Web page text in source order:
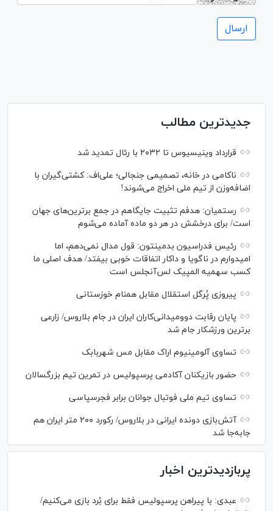
جدیدترین مطالب
قرارداد وینیسیوس تا ۲۰۳۲ با رئال‌ تمدید شد
ناکامی در خانه، تصمیمی جنجالی؛ علی‌اف: کشتی‌گیران با
اضافه‌وزن از تیم ملی اخراج می‌شوند!
رستمیان: هدفم تثبیت جایگاهم در جمع برترین‌های جهان
است/ برای درخشش در هر دو ماده آماده می‌شوم
رئیس فدراسیون بدمینتون: قول مدال نمی‌دهم، اما
امیدوارم در ناگویا و داکار اتفاقات خوبی بیفتد/ هدف اصلی ما
کسب سهمیه المپیک لس‌آنجلس است
پیروزی پُرگل استقلال مقابل همنام خوزستانی
پایان رقابت دوومیدانی‌کاران ایران در جام بلاروس/ زارعی
برترین ورزشکار جام شد
تساوی آلومینیوم اراک مقابل مس شهربابک
حضور بازیکنان آکادمی پرسپولیس در تمرین تیم بزرگسالان
تساوی تیم ملی فوتبال جوانان برابر فجرسپاسی
آتش‌بازی دونده ایرانی در بلاروس/ رکورد ۲۰۰ متر ایران هم
جابه‌جا شد
پربازدیدترین اخبار
عبدی: با پیراهن پرسپولیس فقط برای بُرد بازی می‌کنیم/